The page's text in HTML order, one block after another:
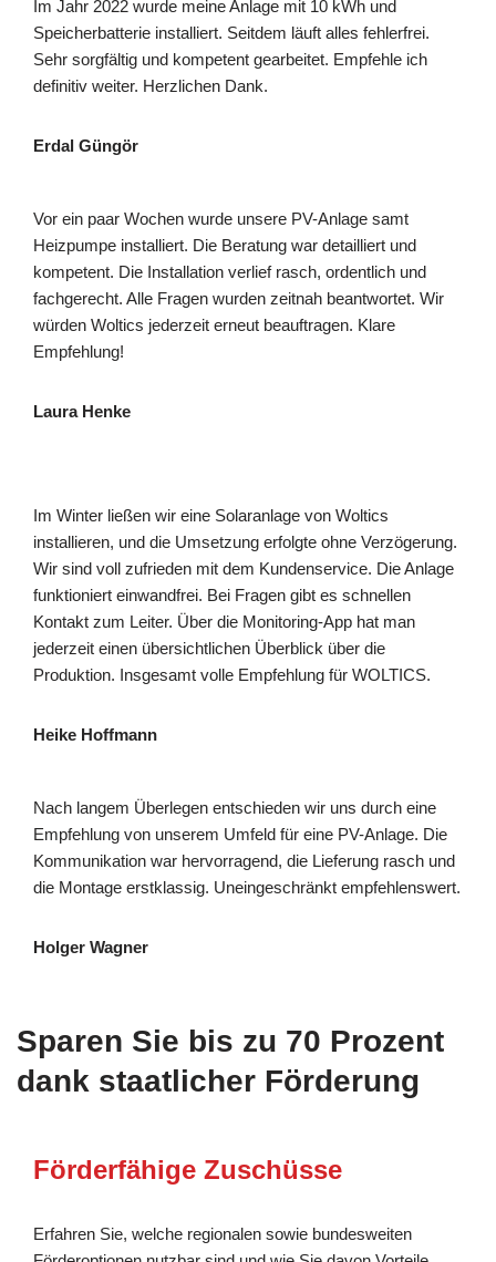
Im Jahr 2022 wurde meine Anlage mit 10 kWh und
Speicherbatterie installiert. Seitdem läuft alles fehlerfrei.
Sehr sorgfältig und kompetent gearbeitet. Empfehle ich
definitiv weiter. Herzlichen Dank.
Erdal Güngör
Vor ein paar Wochen wurde unsere PV-Anlage samt
Heizpumpe installiert. Die Beratung war detailliert und
kompetent. Die Installation verlief rasch, ordentlich und
fachgerecht. Alle Fragen wurden zeitnah beantwortet. Wir
würden Woltics jederzeit erneut beauftragen. Klare
Empfehlung!
Laura Henke
Im Winter ließen wir eine Solaranlage von Woltics
installieren, und die Umsetzung erfolgte ohne Verzögerung.
Wir sind voll zufrieden mit dem Kundenservice. Die Anlage
funktioniert einwandfrei. Bei Fragen gibt es schnellen
Kontakt zum Leiter. Über die Monitoring-App hat man
jederzeit einen übersichtlichen Überblick über die
Produktion. Insgesamt volle Empfehlung für WOLTICS.
Heike Hoffmann
Nach langem Überlegen entschieden wir uns durch eine
Empfehlung von unserem Umfeld für eine PV-Anlage. Die
Kommunikation war hervorragend, die Lieferung rasch und
die Montage erstklassig. Uneingeschränkt empfehlenswert.
Holger Wagner
Sparen Sie bis zu 70 Prozent
dank staatlicher Förderung
Förderfähige Zuschüsse
Erfahren Sie, welche regionalen sowie bundesweiten